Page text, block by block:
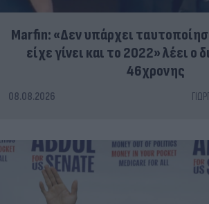
Marfin: «Δεν υπάρχει
είχε γίνει και το 2022» λέει ο
46χρονης
08.08.2026